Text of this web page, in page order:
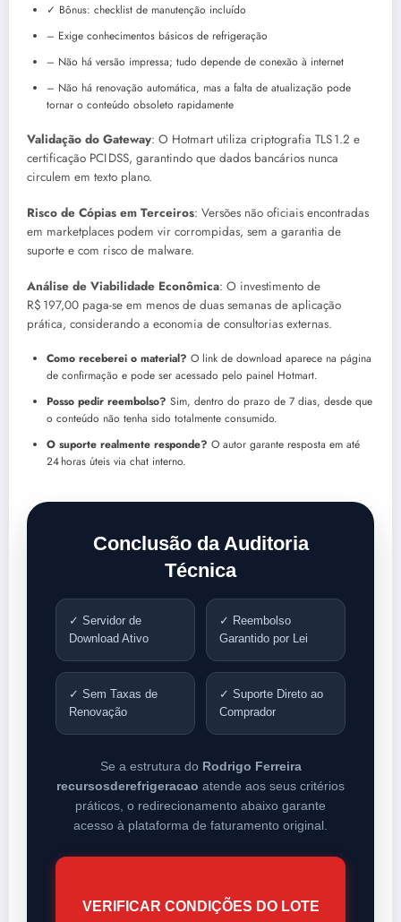
✓ Bônus: checklist de manutenção incluído
– Exige conhecimentos básicos de refrigeração
– Não há versão impressa; tudo depende de conexão à internet
– Não há renovação automática, mas a falta de atualização pode
tornar o conteúdo obsoleto rapidamente
Validação do Gateway: O Hotmart utiliza criptografia TLS 1.2 e
certificação PCI DSS, garantindo que dados bancários nunca
circulem em texto plano.
Risco de Cópias em Terceiros: Versões não oficiais encontradas
em marketplaces podem vir corrompidas, sem a garantia de
suporte e com risco de malware.
Análise de Viabilidade Econômica: O investimento de
R$ 197,00 paga-se em menos de duas semanas de aplicação
prática, considerando a economia de consultorias externas.
Como receberei o material? O link de download aparece na página
de confirmação e pode ser acessado pelo painel Hotmart.
Posso pedir reembolso? Sim, dentro do prazo de 7 dias, desde que
o conteúdo não tenha sido totalmente consumido.
O suporte realmente responde? O autor garante resposta em até
24 horas úteis via chat interno.
Conclusão da Auditoria
Técnica
✓ Servidor de
Download Ativo
✓ Reembolso
Garantido por Lei
✓ Sem Taxas de
Renovação
✓ Suporte Direto ao
Comprador
Se a estrutura do Rodrigo Ferreira
recursosderefrigeracao atende aos seus critérios
práticos, o redirecionamento abaixo garante
acesso à plataforma de faturamento original.
VERIFICAR CONDIÇÕES DO LOTE